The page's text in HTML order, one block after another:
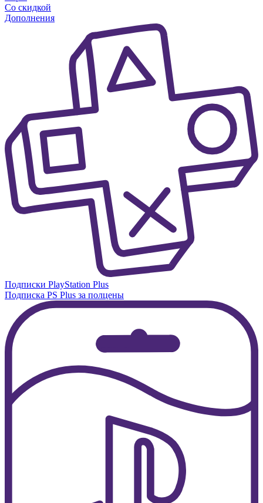
Со скидкой
Дополнения
Подписки PlayStation Plus
Подписка PS Plus за полцены